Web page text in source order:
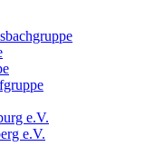
e.V.
e.V.